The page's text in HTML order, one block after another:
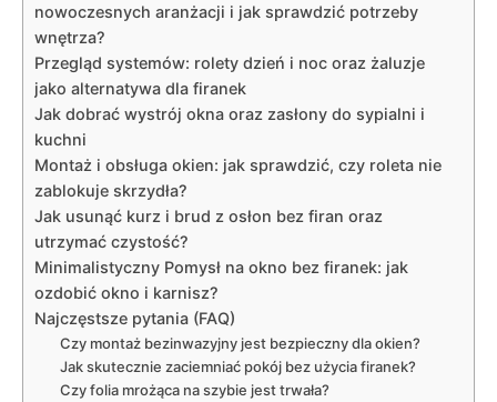
nowoczesnych aranżacji i jak sprawdzić potrzeby
wnętrza?
Przegląd systemów: rolety dzień i noc oraz żaluzje
jako alternatywa dla firanek
Jak dobrać wystrój okna oraz zasłony do sypialni i
kuchni
Montaż i obsługa okien: jak sprawdzić, czy roleta nie
zablokuje skrzydła?
Jak usunąć kurz i brud z osłon bez firan oraz
utrzymać czystość?
Minimalistyczny Pomysł na okno bez firanek: jak
ozdobić okno i karnisz?
Najczęstsze pytania (FAQ)
Czy montaż bezinwazyjny jest bezpieczny dla okien?
Jak skutecznie zaciemniać pokój bez użycia firanek?
Czy folia mrożąca na szybie jest trwała?